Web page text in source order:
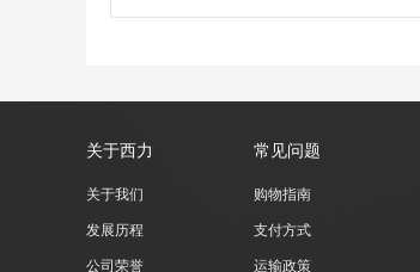
关于西力
关于我们
发展历程
公司荣誉
常见问题
购物指南
支付方式
运输政策